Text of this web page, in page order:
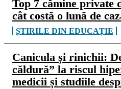
Top 7 cămine private
cât costă o lună de
ȘTIRILE DIN EDUCAȚIE
Canicula și rinichii:
căldură” la riscul
medicii și studiile